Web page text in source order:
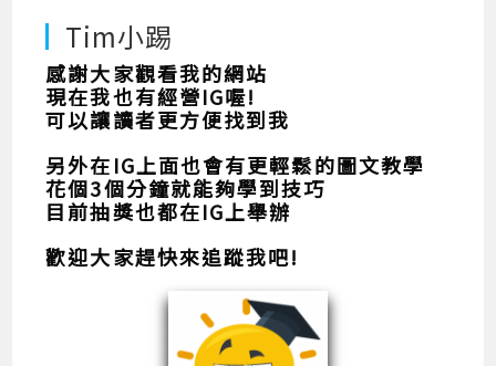
Tim小踢
感謝大家觀看我的網站
現在我也有經營IG喔!
可以讓讀者更方便找到我
另外在IG上面也會有更輕鬆的圖文教學
花個3個分鐘就能夠學到技巧
目前抽獎也都在IG上舉辦
歡迎大家趕快來追蹤我吧!